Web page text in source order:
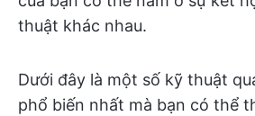
thuật khác nhau.
Dưới đây là một số kỹ thuật
phổ biến nhất mà bạn có thể